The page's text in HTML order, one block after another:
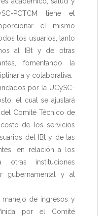
PCTCM tiene el
el mismo
los usuarios, tanto
al IBt y de otras
fomentando la
y colaborativa.
por la UCySC-
el cual se ajustará
Comité Técnico de
costo de los servicios
del IBt y de las
en relación a los
instituciones
gubernamental y al
manejo de ingresos y
por el Comité